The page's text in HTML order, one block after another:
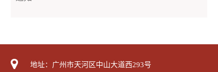
地址：广州市天河区中山大道西293号